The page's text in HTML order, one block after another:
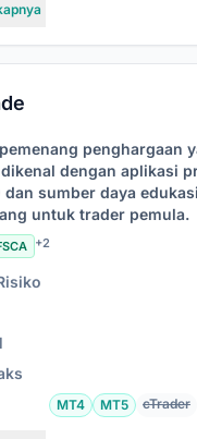
penghargaan
dengan aplikasi
dan sumber daya
untuk trader pemula.
+2
MT4 MT5 cTrader